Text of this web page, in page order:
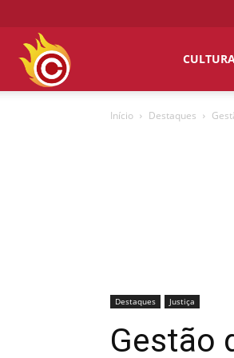
Início Destaques
Destaques Justiça
Gestão